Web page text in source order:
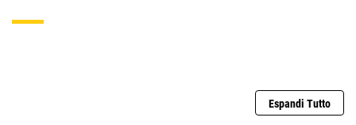
Espandi Tutto